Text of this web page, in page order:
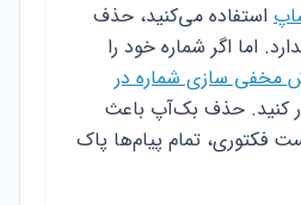
استفاده می‌کنید، حذف
اما اگر شماره خود را
مخفی سازی شماره در
کنید. حذف بک‌آپ باعث
فکتوری، تمام پیام‌ها پاک